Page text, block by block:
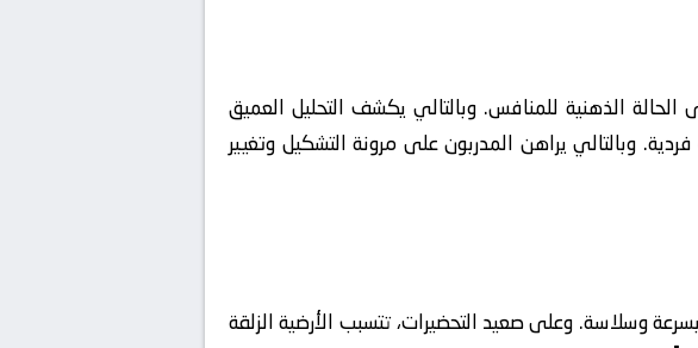
الذهنية للمنافس. وبالتالي يكشف التحليل العميق
وبالتالي يراهن المدربون على مرونة التشكيل وتغيير
وسلاسة. وعلى صعيد التحضيرات، تتسبب الأرضية الزلقة